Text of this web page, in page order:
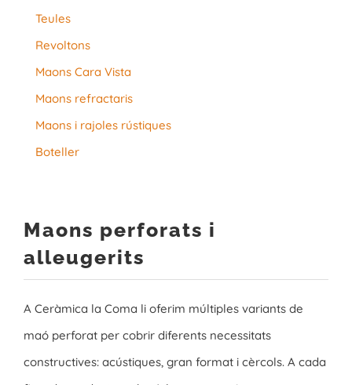
Teules
Revoltons
Maons Cara Vista
Maons refractaris
Maons i rajoles rústiques
Boteller
Maons perforats i
alleugerits
A Ceràmica la Coma li oferim múltiples variants de
maó perforat per cobrir diferents necessitats
constructives: acústiques, gran format i cèrcols. A cada